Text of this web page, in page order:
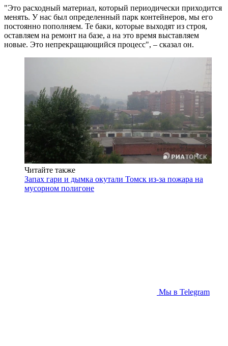
"Это расходный материал, который периодически приходится
менять. У нас был определенный парк контейнеров, мы его
постоянно пополняем. Те баки, которые выходят из строя,
оставляем на ремонт на базе, а на это время выставляем
новые. Это непрекращающийся процесс", – сказал он.
Читайте также
Запах гари и дымка окутали Томск из-за пожара на
мусорном полигоне
Мы в Telegram